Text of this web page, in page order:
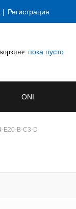
Регистрация
пока пусто
ONI
E20-B-C3-D